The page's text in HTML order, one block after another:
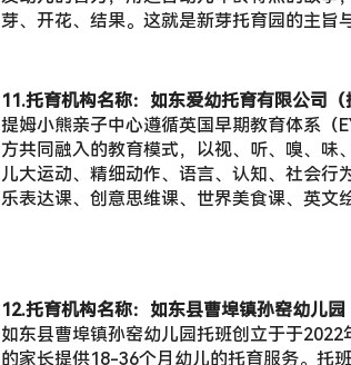
乐表达课、创意思维课、世界美食课、英文
12.托育机构名称：如东县曹埠镇孙窑幼儿园
如东县曹埠镇孙窑幼儿园托班创立于于
的家长提供18-36个月幼儿的托育服务。托
验课程，让幼儿在听觉、视觉、触觉、嗅觉